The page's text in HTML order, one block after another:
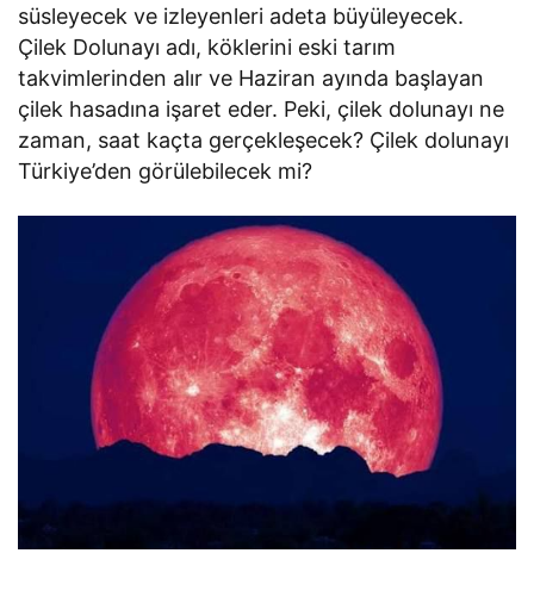
süsleyecek ve izleyenleri adeta büyüleyecek.
Çilek Dolunayı adı, köklerini eski tarım
takvimlerinden alır ve Haziran ayında başlayan
çilek hasadına işaret eder. Peki, çilek dolunayı ne
zaman, saat kaçta gerçekleşecek? Çilek dolunayı
Türkiye’den görülebilecek mi?